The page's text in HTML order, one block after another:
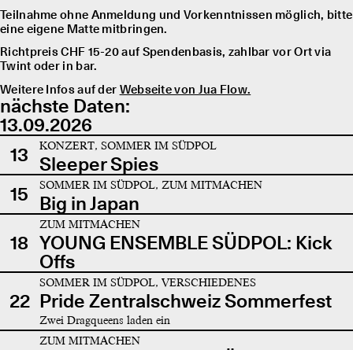
Teilnahme ohne Anmeldung und Vorkenntnissen möglich, bitte
eine eigene Matte mitbringen.
Richtpreis CHF 15-20 auf Spendenbasis, zahlbar vor Ort via
Twint oder in bar.
Weitere Infos auf der Webseite von Jua Flow.
nächste Daten:
13.09.2026
13
KONZERT, SOMMER IM SÜDPOL
Sleeper Spies
15
SOMMER IM SÜDPOL, ZUM MITMACHEN
Big in Japan
18
ZUM MITMACHEN
YOUNG ENSEMBLE SÜDPOL: Kick
Offs
22
SOMMER IM SÜDPOL, VERSCHIEDENES
Pride Zentralschweiz Sommerfest
Zwei Dragqueens laden ein
ZUM MITMACHEN